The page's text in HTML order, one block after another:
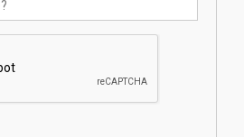
calouros do segundo semestre
04.08.2026